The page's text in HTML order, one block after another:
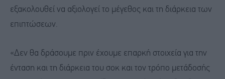
εξακολουθεί να αξιολογεί το μέγεθος και τη διάρκεια των
επιπτώσεων.
«Δεν θα δράσουμε πριν έχουμε επαρκή στοιχεία για την
ένταση και τη διάρκεια του σοκ και τον τρόπο μετάδοσής